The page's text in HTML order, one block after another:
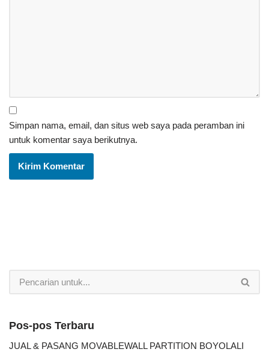
Simpan nama, email, dan situs web saya pada peramban ini
untuk komentar saya berikutnya.
Pos-pos Terbaru
JUAL & PASANG MOVABLEWALL PARTITION BOYOLALI